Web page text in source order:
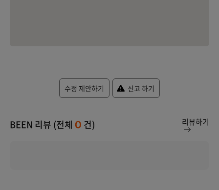
수정 제안하기 신고 하기
BEEN 리뷰 (전체 0 건) 리뷰하기